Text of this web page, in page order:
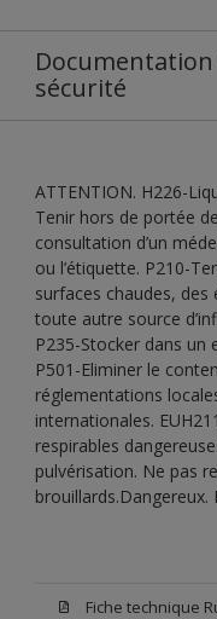
sécurité
ATTENTION. H226-
Tenir hors de portée
consultation d’un
ou l’étiquette. P210-
surfaces chaudes,
toute autre source
P235-Stocker dans un
P501-Eliminer le
réglementations
internationales.
respirables
pulvérisation. Ne pas
Fiche technique